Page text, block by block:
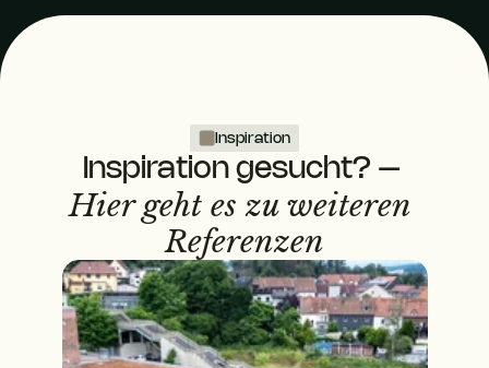
Inspiration
Inspiration gesucht? –
Hier geht es zu weiteren
Referenzen